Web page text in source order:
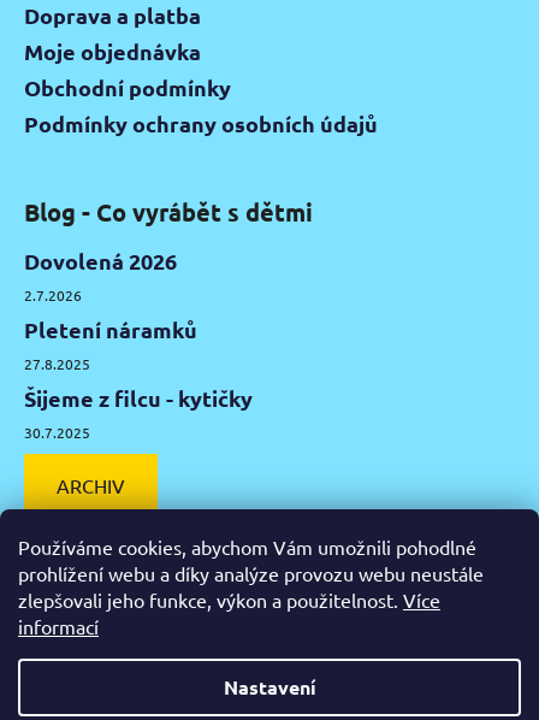
Používáme cookies, abychom Vám umožnili pohodlné
prohlížení webu a díky analýze provozu webu neustále
zlepšovali jeho funkce, výkon a použitelnost. Více
informací
Nastavení
Doprava a platba
Moje objednávka
Obchodní podmínky
Podmínky ochrany osobních údajů
Blog - Co vyrábět s dětmi
Dovolená 2026
2.7.2026
Pletení náramků
27.8.2025
Šijeme z filcu - kytičky
30.7.2025
ARCHIV
Facebook